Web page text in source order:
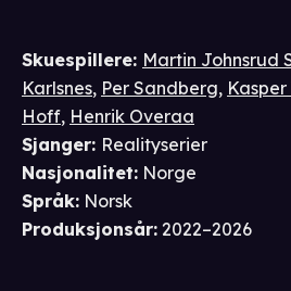
Skuespillere: Martin Johnsrud
Karlsnes, Per Sandberg,
Hoff, Henrik Overaa
Sjanger: Realityserier
Nasjonalitet: Norge
Språk: Norsk
Produksjonsår: 2022–2026